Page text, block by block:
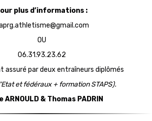
plus d’informations :
OU
06.31.93.23.62
assuré par deux entraîneurs diplômés
et fédéraux + formation STAPS).
ARNOULD & Thomas PADRIN